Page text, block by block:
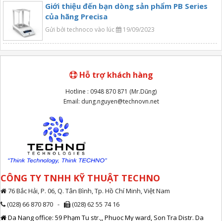
Giới thiệu đến bạn dòng sản phẩm PB Series
của hãng Precisa
Gửi bởi technoco vào lúc 19/09/2023
Hỗ trợ khách hàng
Hotline : 0948 870 871 (Mr.Dũng)
Email: dung.nguyen@technovn.net
CÔNG TY TNHH KỸ THUẬT TECHNO
76 Bắc Hải, P. 06, Q. Tân Bình, Tp. Hồ Chí Minh, Việt Nam
(028) 66 870 870 -
(028) 62 55 74 16
Da Nang office: 59 Phạm Tu str.,, Phuoc My ward, Son Tra Distr. Da